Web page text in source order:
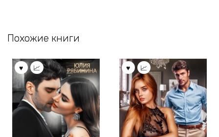
Похожие книги